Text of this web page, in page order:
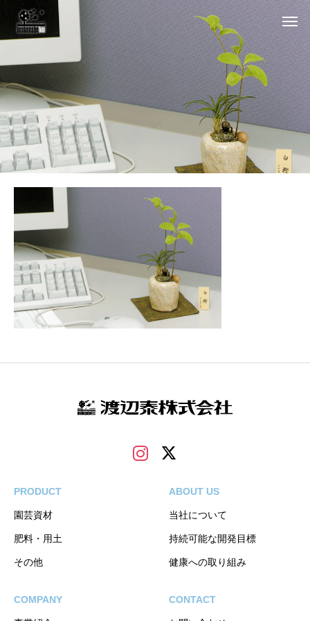
PRODUCT
園芸資材
肥料・用土
その他
ABOUT US
当社について
持続可能な開発目標
健康への取り組み
COMPANY CONTACT